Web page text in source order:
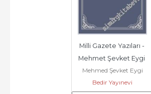
Milli Gazete Yazıları -
Mehmet Şevket Eygi
Külliyatı 29 -        2025
Mehmed Şevket Eygi
Bedir Yayınevi